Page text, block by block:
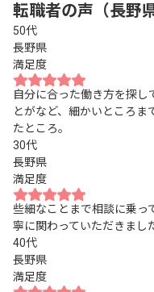
転職者の声（長野
50代
長野県
満足度
自分に合った働き方を探し
とがなど、細かいところま
たところ。
30代
長野県
満足度
些細なことまで相談に乗っ
寧に関わっていただきまし
40代
長野県
満足度